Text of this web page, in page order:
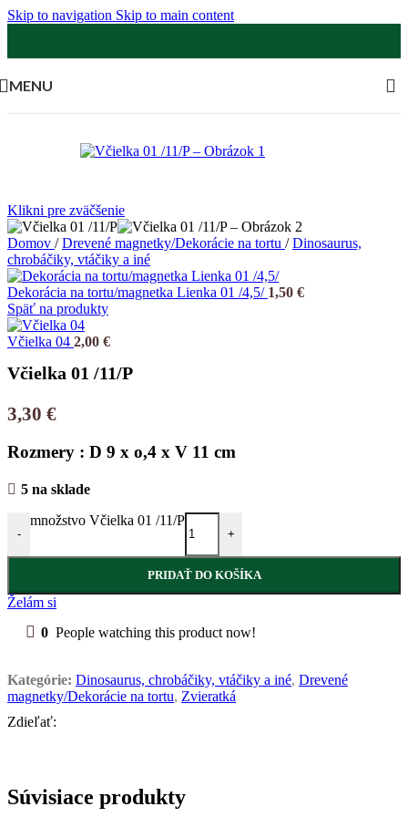
Skip to navigation Skip to main content
MENU
Klikni pre zväčšenie
Domov / Drevené magnetky/Dekorácie na tortu / Dinosaurus,
chrobáčiky, vtáčiky a iné
Dekorácia na tortu/magnetka Lienka 01 /4,5/ 1,50 €
Späť na produkty
Včielka 04 2,00 €
Včielka 01 /11/P
3,30 €
Rozmery : D 9 x o,4 x V 11 cm
5 na sklade
-
množstvo Včielka 01 /11/P
+
PRIDAŤ DO KOŠÍKA
Želám si
0 People watching this product now!
Kategórie: Dinosaurus, chrobáčiky, vtáčiky a iné, Drevené
magnetky/Dekorácie na tortu, Zvieratká
Zdieľať:
Súvisiace produkty